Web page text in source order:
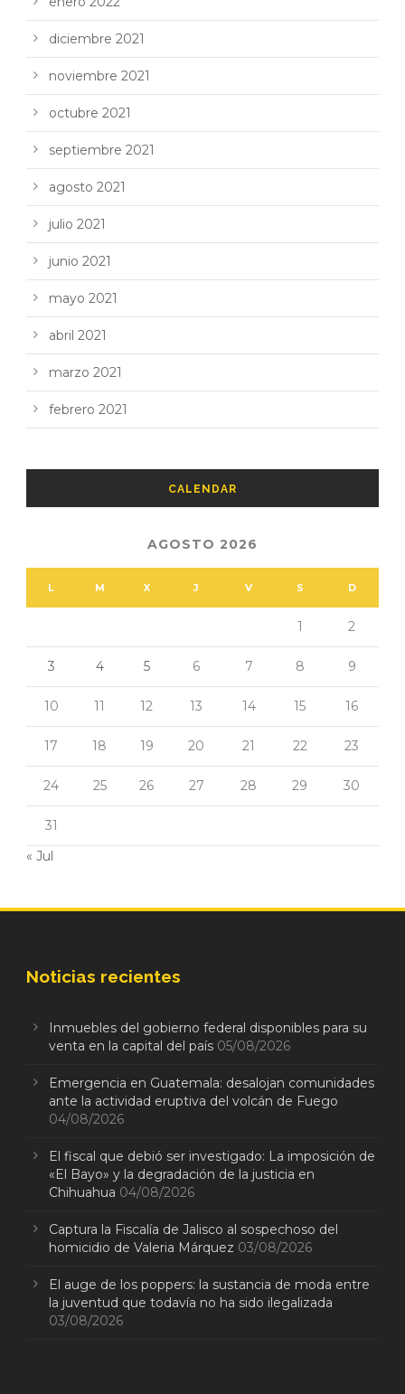
diciembre 2021
noviembre 2021
octubre 2021
septiembre 2021
agosto 2021
julio 2021
junio 2021
mayo 2021
abril 2021
marzo 2021
febrero 2021
CALENDAR
AGOSTO 2026
L M X J V S D
1 2
3 4 5 6 7 8 9
10 11 12 13 14 15 16
17 18 19 20 21 22 23
24 25 26 27 28 29 30
31
« Jul
Noticias recientes
Inmuebles del gobierno federal disponibles para su
venta en la capital del país 05/08/2026
Emergencia en Guatemala: desalojan comunidades
ante la actividad eruptiva del volcán de Fuego
04/08/2026
El fiscal que debió ser investigado: La imposición de
«El Bayo» y la degradación de la justicia en
Chihuahua 04/08/2026
Captura la Fiscalía de Jalisco al sospechoso del
homicidio de Valeria Márquez 03/08/2026
El auge de los poppers: la sustancia de moda entre
la juventud que todavía no ha sido ilegalizada
03/08/2026